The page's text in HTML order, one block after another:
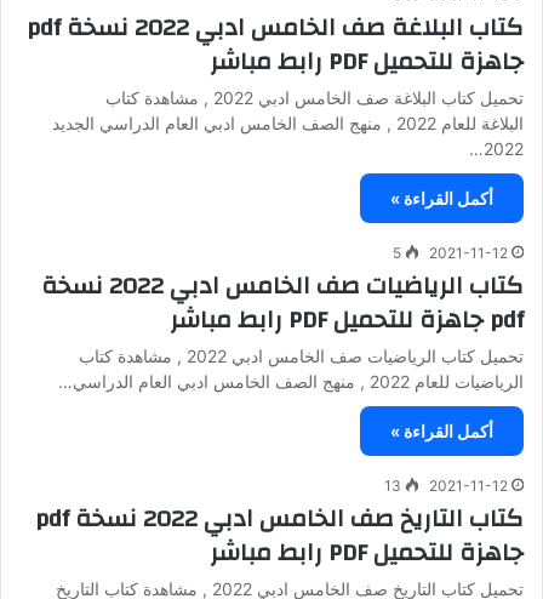
كتاب البلاغة صف الخامس ادبي 2022 نسخة pdf
جاهزة للتحميل PDF رابط مباشر
تحميل كتاب البلاغة صف الخامس ادبي 2022 , مشاهدة كتاب
البلاغة للعام 2022 , منهج الصف الخامس ادبي العام الدراسي الجديد
2022…
أكمل القراءة »
2021-11-12
5
كتاب الرياضيات صف الخامس ادبي 2022 نسخة
pdf جاهزة للتحميل PDF رابط مباشر
تحميل كتاب الرياضيات صف الخامس ادبي 2022 , مشاهدة كتاب
الرياضيات للعام 2022 , منهج الصف الخامس ادبي العام الدراسي…
أكمل القراءة »
2021-11-12
13
كتاب التاريخ صف الخامس ادبي 2022 نسخة pdf
جاهزة للتحميل PDF رابط مباشر
تحميل كتاب التاريخ صف الخامس ادبي 2022 , مشاهدة كتاب التاريخ